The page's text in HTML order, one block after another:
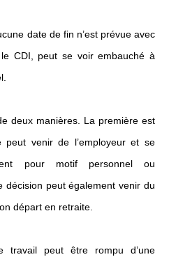
date de fin n’est prévue avec
CDI, peut se voir embauché à
deux manières. La première est
peut venir de l’employeur et se
pour motif personnel ou
décision peut également venir du
départ en retraite.
travail peut être rompu d’une